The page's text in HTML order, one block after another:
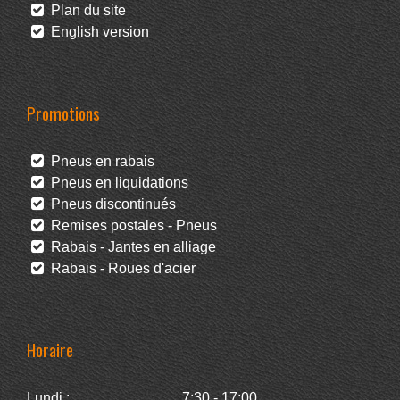
Plan du site
English version
Promotions
Pneus en rabais
Pneus en liquidations
Pneus discontinués
Remises postales - Pneus
Rabais - Jantes en alliage
Rabais - Roues d'acier
Horaire